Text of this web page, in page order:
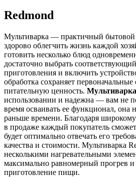
Redmond
Мультиварка — практичный
здорово облегчить жизнь каждой
готовить несколько блюд
достаточно выбрать
приготовления и включить
обработка сохраняет
питательную ценность.
использовании и надежна — вам не
время осваивать ее функционал, она
раньше времени. Благодаря
в продаже каждый покупатель сможет
будет оптимально отвечать его
качества и стоимости. Мультиварка
несколькими нагревательными
максимально равномерный прогрев и
приготовление пищи.